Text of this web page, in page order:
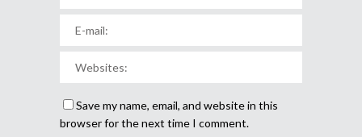
Save my name, email, and website in this
browser for the next time I comment.